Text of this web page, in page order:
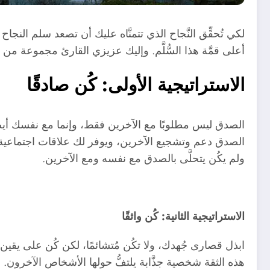
لكي تُحقِّق النَّجاح الذي تتمنَّاه عليك أن تصعد سلم
أعلى قمَّة هذا السُّلَّم. وإليك عزيزي القارئ مجموعة
الاستراتيجية الأولى: كُن صادقًا
الصدق ليس مطلوبًا مع الآخرين فقط، وإنما مع نفسك
الصدق دعم وتشجيع الآخرين، ويوفر لك علاقات
ولم يكُن يتحلَّى بالصدق مع نفسه ومع الآخرين.
الاستراتيجية الثانية: كُن واثقًا
ابذل قصارى جُهدك، ولا تكُن مُتشائمًا، لكن كُن على يقين
هذه الثقة شخصية جذَّابة يلتفُّ حولها الأشخاص الآخرون.